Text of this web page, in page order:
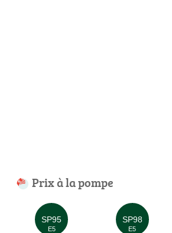
Prix à la pompe
SP95
E5
SP98
E5